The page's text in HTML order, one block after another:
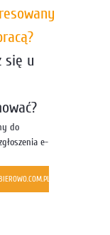
się u
do
e-